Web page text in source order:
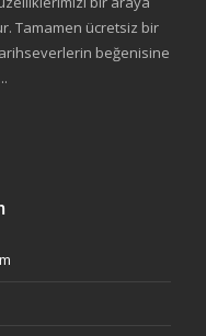
Tamamen ücretsiz bir
beğenisine